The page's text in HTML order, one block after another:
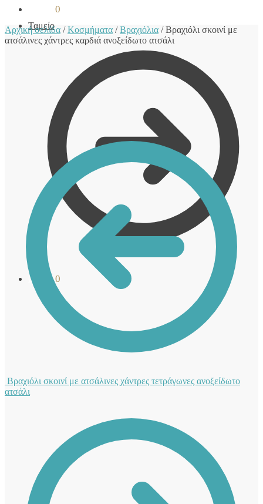
Ταμείο
0,00 €0
0
Αρχική σελίδα /Κοσμήματα /Βραχιόλια /Βραχιόλι σκοινί με
ατσάλινες χάντρες καρδιά ανοξείδωτο ατσάλι
Βραχιόλι σκοινί με ατσάλινες χάντρες τετράγωνες ανοξείδωτο
ατσάλι